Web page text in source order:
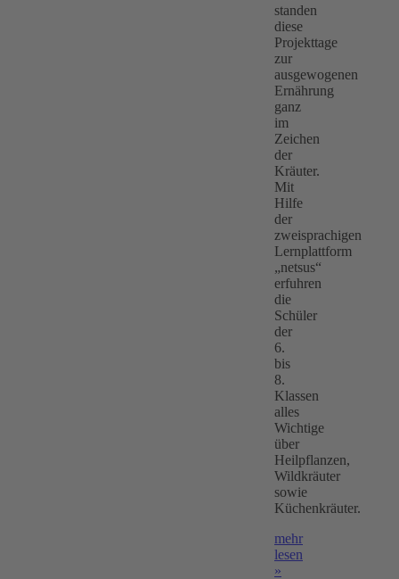
standen
diese
Projekttage
zur
ausgewogenen
Ernährung
ganz
im
Zeichen
der
Kräuter.
Mit
Hilfe
der
zweisprachigen
Lernplattform
„netsus“
erfuhren
die
Schüler
der
6.
bis
8.
Klassen
alles
Wichtige
über
Heilpflanzen,
Wildkräuter
sowie
Küchenkräuter.
mehr
lesen
»